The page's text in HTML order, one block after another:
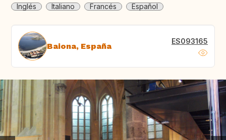
Inglés
Italiano Francés Español
Baiona, España ES093165